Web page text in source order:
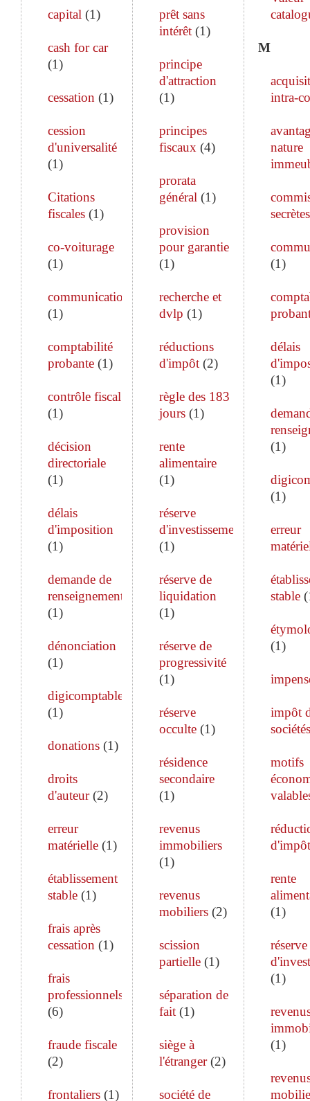
capital (1)
cash for car
(1)
cessation (1)
cession
d'universalité
(1)
Citations
fiscales (1)
co-voiturage
(1)
communication
(1)
comptabilité
probante (1)
contrôle fiscal
(1)
décision
directoriale
(1)
délais
d'imposition
(1)
demande de
renseignements
(1)
dénonciation
(1)
digicomptable
(1)
donations (1)
droits
d'auteur(2)
erreur
matérielle (1)
établissement
stable (1)
frais après
cessation (1)
frais
professionnels
(6)
fraude fiscale
(2)
frontaliers (1)
prêt sans
intérêt(1)
principe
d'attraction
(1)
principes
fiscaux (4)
prorata
général (1)
provision
pour garantie
(1)
recherche et
dvlp (1)
réductions
d'impôt(2)
règle des 183
jours(1)
rente
alimentaire
(1)
réserve
d'investissement
(1)
réserve de
liquidation
(1)
réserve de
progressivité
(1)
réserve
occulte(1)
résidence
secondaire
(1)
revenus
immobiliers
(1)
revenus
mobiliers(2)
scission
partielle(1)
séparation de
fait(1)
siège à
l'étranger(2)
société de
M
intra-
nature
secrètes
(1)
délais
(1)
(1)
(1)
erreur
stable(
(1)
impôt
sociétés
motifs
d'impôt
rente
(1)
réserve
(1)
(1)